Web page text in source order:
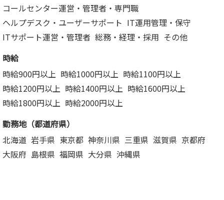
コールセンター運営・管理者・専門職
ヘルプデスク・ユーザーサポート IT運用管理・保守
ITサポート運営・管理者 総務・経理・採用 その他
時給
時給900円以上 時給1000円以上 時給1100円以上
時給1200円以上 時給1400円以上 時給1600円以上
時給1800円以上 時給2000円以上
勤務地（都道府県）
北海道 岩手県 東京都 神奈川県 三重県 滋賀県 京都府
大阪府 島根県 福岡県 大分県 沖縄県